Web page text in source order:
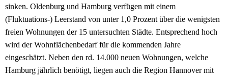
sinken. Oldenburg und Hamburg verfügen mit einem
(Fluktuations-) Leerstand von unter 1,0 Prozent über die wenigsten
freien Wohnungen der 15 untersuchten Städte. Entsprechend hoch
wird der Wohnflächenbedarf für die kommenden Jahre
eingeschätzt. Neben den rd. 14.000 neuen Wohnungen, welche
Hamburg jährlich benötigt, liegen auch die Region Hannover mit